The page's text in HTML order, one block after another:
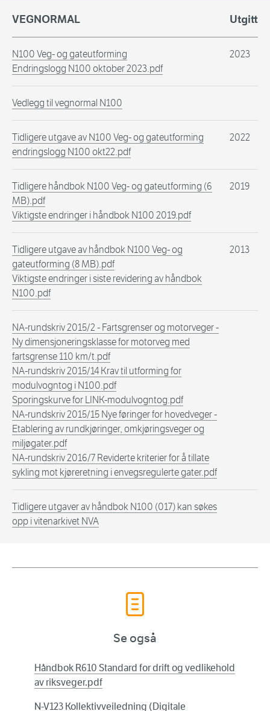
VEGNORMAL Utgitt
N100 Veg- og gateutforming
Endringslogg N100 oktober 2023.pdf
2023
Vedlegg til vegnormal N100
Tidligere utgave av N100 Veg- og gateutforming
endringslogg N100 okt22.pdf
2022
Tidligere håndbok N100 Veg- og gateutforming (6
MB).pdf
Viktigste endringer i håndbok N100 2019.pdf
2019
Tidligere utgave av håndbok N100 Veg- og
gateutforming (8 MB).pdf
Viktigste endringer i siste revidering av håndbok
N100.pdf
2013
NA-rundskriv 2015/2 - Fartsgrenser og motorveger -
Ny dimensjoneringsklasse for motorveg med
fartsgrense 110 km/t.pdf
NA-rundskriv 2015/14 Krav til utforming for
modulvogntog i N100.pdf
Sporingskurve for LINK-modulvogntog.pdf
NA-rundskriv 2015/15 Nye føringer for hovedveger -
Etablering av rundkjøringer, omkjøringsveger og
miljøgater.pdf
NA-rundskriv 2016/7 Reviderte kriterier for å tillate
sykling mot kjøreretning i envegsregulerte gater.pdf
Tidligere utgaver av håndbok N100 (017) kan søkes
opp i vitenarkivet NVA
Se også
Håndbok R610 Standard for drift og vedlikehold
av riksveger.pdf
N-V123 Kollektivveiledning (Digitale